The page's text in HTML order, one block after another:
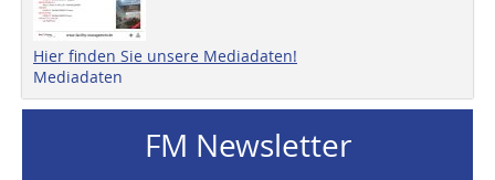
Hier finden Sie unsere Mediadaten!
Mediadaten
FM Newsletter